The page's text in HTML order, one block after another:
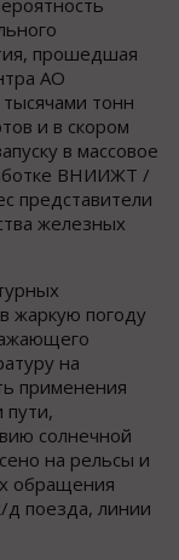
прошедшая
АО
тонн
и в скором
в массовое
ВНИИЖТ /
представители
железных
жаркую погоду
на
применения
пути,
солнечной
на рельсы и
обращения
д поезда, линии